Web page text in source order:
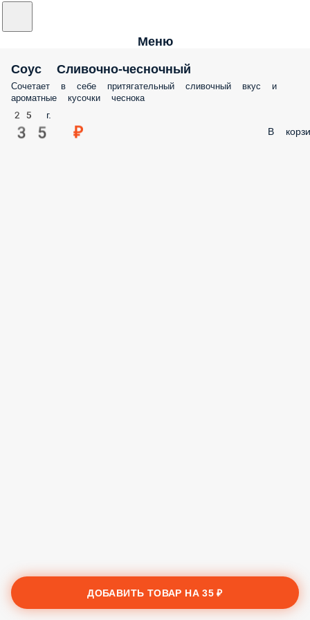
Меню
Соус Сливочно-чесночный
Сочетает в себе притягательный сливочный вкус и
ароматные кусочки чеснока
25 г.
35 ₽ В
ДОБАВИТЬ ТОВАР НА35 ₽